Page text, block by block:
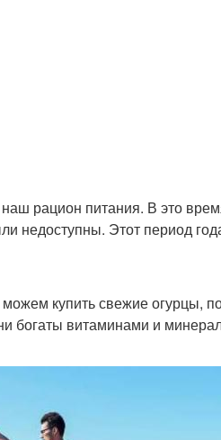
рацион питания. В это
недоступны. Этот период
купить свежие огурцы,
богаты витаминами и